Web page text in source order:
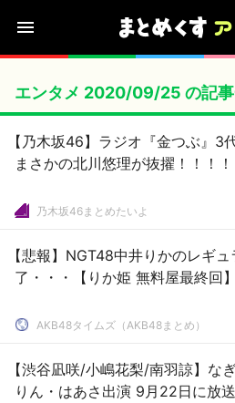
エンタメ 2020/09/25 の記
【乃木坂46】ラジオ『金つぶ』3
まさかの北川悠理が抜擢！！！！
乃木坂46まとめたいよ
【悲報】NGT48中井りかのレギ
了・・・【りか姫 無料屋最終回】
AKB48タイムズ（AKB48まとめ）
【渋谷凪咲/小嶋花梨/南羽諒】な
りん・はあさ出演 9月22日に放